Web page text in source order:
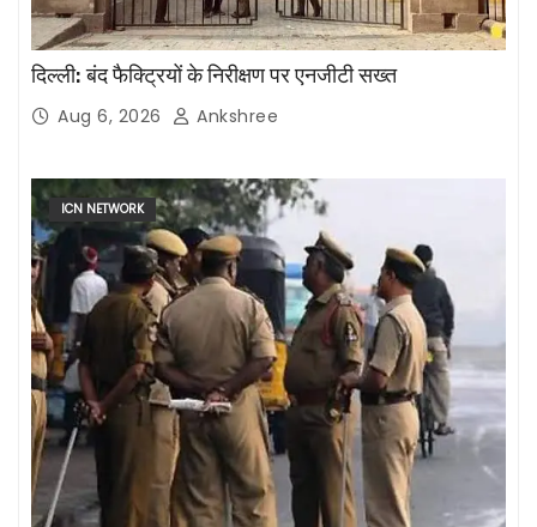
दिल्ली: बंद फैक्ट्रियों के निरीक्षण पर एनजीटी सख्त
Aug 6, 2026 Ankshree
ICN NETWORK